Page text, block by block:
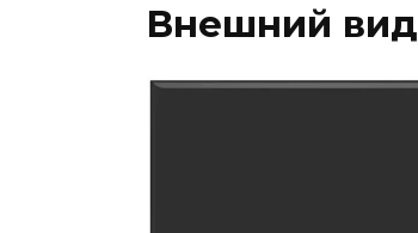
Внешний вид